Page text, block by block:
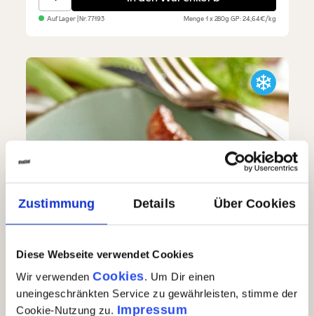
Zustimmung Details Über Cookies
Diese Webseite verwendet Cookies
Wir verwenden Cookies. Um Dir einen
uneingeschränkten Service zu gewährleisten, stimme der
Cookie-Nutzung zu. Impressum
Auf Lager| Nr.77193 Menge1 x 280gGP: 24,64€/kg